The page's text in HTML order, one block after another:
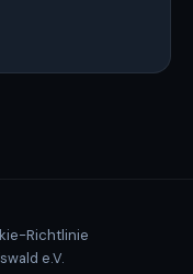
Richtlinie
e.V.